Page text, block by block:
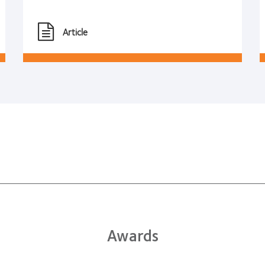
Article
Awards